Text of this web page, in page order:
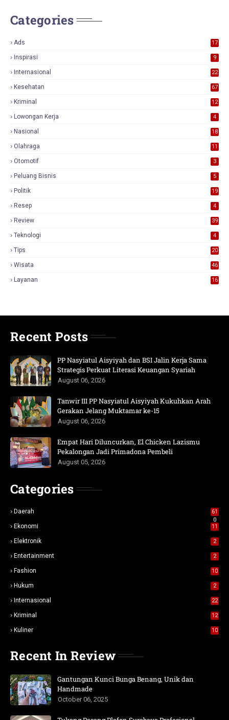
Categories
Ads
17
Inspirasi 9
Internasional 22
Kesehatan 67
Kriminal 12
Lowongan Kerja 4
Nasional
18
Olahraga 11
Otomotif 3
Peluang Bisnis 5
Politik 19
Resep 4
Review
39
Teknologi 4
Tips 20
Wisata 46
Layanan 16
Recent Posts
PP Nasyiatul Aisyiyah dan BSI Jalin Kerja Sama
Strategis Perkuat Literasi Keuangan Syariah
August 06, 2026
Tanwir III PP Nasyiatul Aisyiyah Kukuhkan Arah
Gerakan Jelang Muktamar ke-15
August 06, 2026
Empat Hari Diluncurkan, El Chicken Lazismu
Pekalongan Jadi Primadona Pembeli
August 05, 2026
Categories
Daerah
61
0
Ekonomi 11
Elektronik 2
Entertainment 2
Fashion 10
Hukum 2
Internasional 22
Kriminal 12
Kuliner 10
Recent In Review
Gantungan Kunci Bunga Benang, Unik dan
Handmade
October 06, 2025